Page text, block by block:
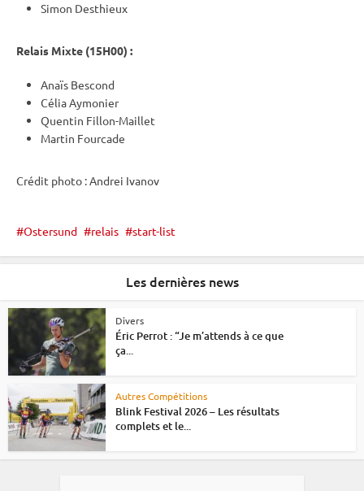
Simon Desthieux
Relais Mixte (15H00) :
Anaïs Bescond
Célia Aymonier
Quentin Fillon-Maillet
Martin Fourcade
Crédit photo : Andrei Ivanov
Ostersund relais start-list
Les dernières news
Divers
Éric Perrot : “Je m’attends à ce que
ça...
Autres Compétitions
Blink Festival 2026 – Les résultats
complets et le...